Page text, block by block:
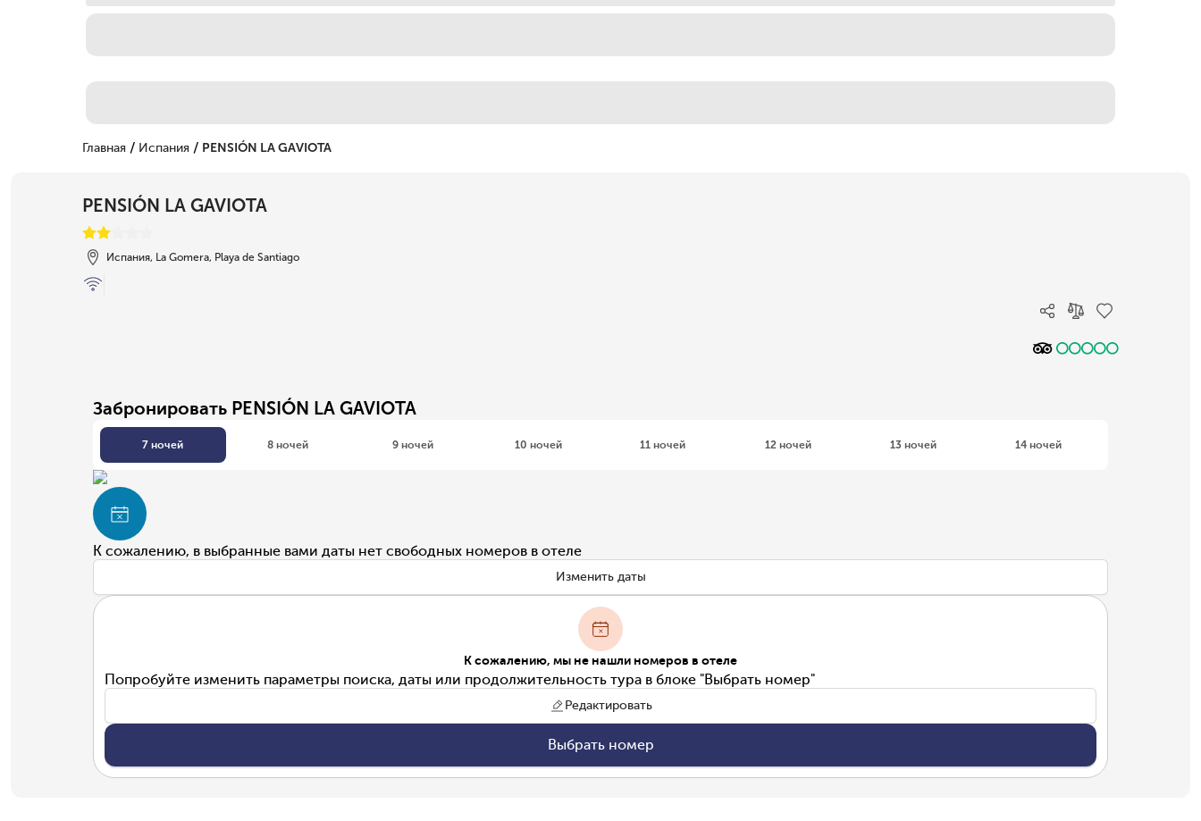
Главная / Испания / PENSIÓN LA GAVIOTA
PENSIÓN LA GAVIOTA
Испания, La Gomera, Playa de Santiago
Забронировать PENSIÓN LA GAVIOTA
7 ночей 8 ночей 9 ночей 10 ночей 11 ночей 12 ночей 13 ночей 14 ночей
К сожалению, в выбранные вами даты нет свободных номеров в отеле
Изменить даты
К сожалению, мы не нашли номеров в отеле
Попробуйте изменить параметры поиска, даты или продолжительность тура в блоке "Выбрать номер"
Редактировать
Выбрать номер